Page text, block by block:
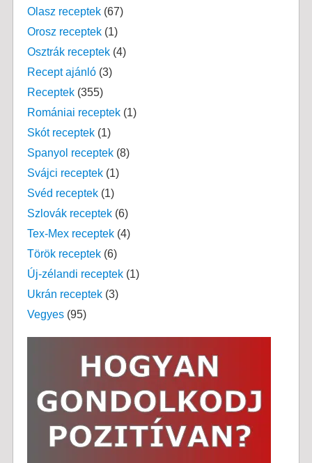
Olasz receptek(67)
Orosz receptek(1)
Osztrák receptek(4)
Recept ajánló(3)
Receptek(355)
Romániai receptek(1)
Skót receptek(1)
Spanyol receptek(8)
Svájci receptek(1)
Svéd receptek(1)
Szlovák receptek(6)
Tex-Mex receptek(4)
Török receptek(6)
Új-zélandi receptek(1)
Ukrán receptek(3)
Vegyes(95)